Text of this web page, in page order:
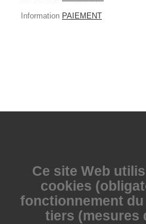
Information PAIEMENT
Ce site Web
cookies
fonctionnement
tiers (mesures